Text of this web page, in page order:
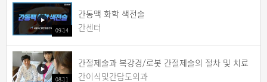
09:14
간동맥 화학 색전술
간센터
08:11
간절제술과 복강경/로봇 간절제술의 절차 및 치료
간이식및간담도외과